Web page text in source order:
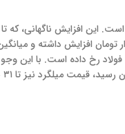
شوک کرده است. این
رخ داده است. با این